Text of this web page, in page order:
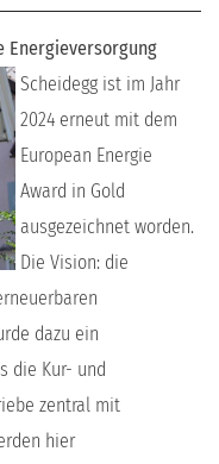
Energieversorgung
Scheidegg ist im Jahr
2024 erneut mit dem
European Energie
Award in Gold
ausgezeichnet worden.
Die Vision: die
dazu ein
die Kur- und
zentral mit
hier